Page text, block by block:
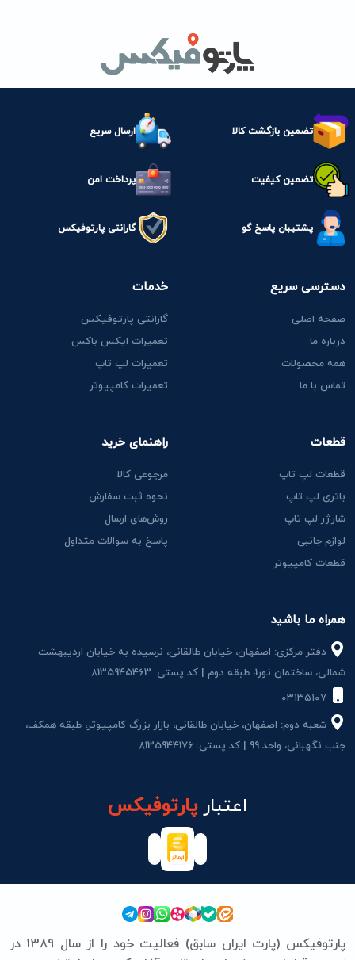
تضمین بازگشت کالا ارسال سریع
تضمین کیفیت پرداخت امن
پشتیبان پاسخ گو گارانتی پارتوفیکس
همراه ما باشید
دفتر مرکزی: اصفهان، خیابان طالقانی، نرسیده به خیابان اردیبهشت
شمالی، ساختمان نور1، طبقه دوم | کد پستی: 8135945463
شعبه دوم: اصفهان، خیابان طالقانی، بازار بزرگ کامپیوتر، طبقه همکف،
جنب نگهبانی، واحد 99 | کد پستی: 8135944176
دسترسی سریع
صفحه اصلی
درباره ما
همه محصولات
تماس با ما
قطعات
قطعات لپ تاپ
باتری لپ تاپ
شارژر لپ تاپ
لوازم جانبی
قطعات کامپیوتر
خدمات
گارانتی پارتوفیکس
تعمیرات ایکس باکس
تعمیرات لپ تاپ
تعمیرات کامپیوتر
راهنمای خرید
مرجوعی کالا
نحوه ثبت سفارش
روش‌های ارسال
پاسخ به سوالات متداول
اعتبارپارتوفیکس
پارتوفیکس (پارت ایران سابق) فعالیت خود را از سال 1389 در